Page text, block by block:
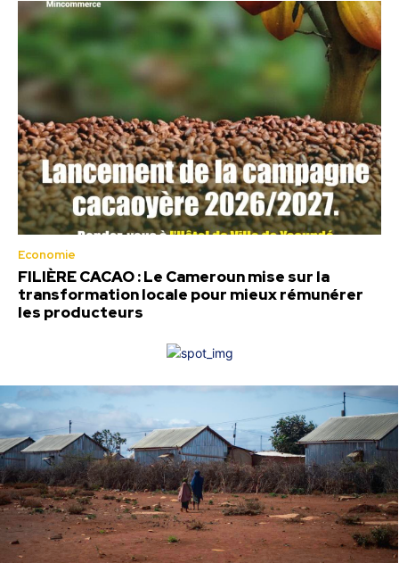
Economie
FILIÈRE CACAO : Le Cameroun mise sur la
transformation locale pour mieux rémunérer
les producteurs